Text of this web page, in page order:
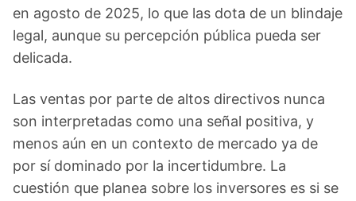
en agosto de 2025, lo que las dota de un blindaje
legal, aunque su percepción pública pueda ser
delicada.
Las ventas por parte de altos directivos nunca
son interpretadas como una señal positiva, y
menos aún en un contexto de mercado ya de
por sí dominado por la incertidumbre. La
cuestión que planea sobre los inversores es si se